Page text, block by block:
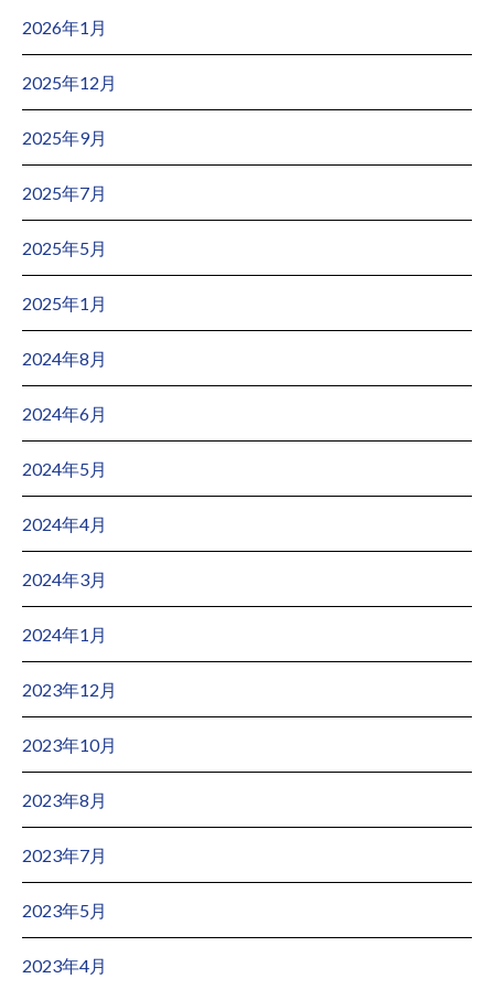
2026年1月
2025年12月
2025年9月
2025年7月
2025年5月
2025年1月
2024年8月
2024年6月
2024年5月
2024年4月
2024年3月
2024年1月
2023年12月
2023年10月
2023年8月
2023年7月
2023年5月
2023年4月